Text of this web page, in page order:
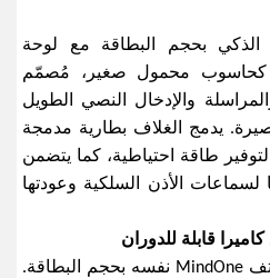
الذكي بحجم البطاقة مع لوحة
كحاسوب محمول صغير، مُصمّم
والإدخال النصي الطويل
يدمج الغلاف بطارية مدمجة
لتوفير طاقة احتياطية، كما يتضمن
3.5 مم، دعمًا لسماعات الأذن السلكية وعودتها
قابلة للدوران
نفسه بحجم البطاقة.